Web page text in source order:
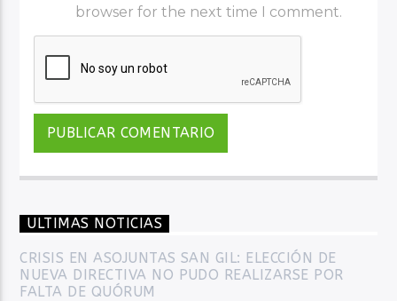
browser for the next time I comment.
ULTIMAS NOTICIAS
CRISIS EN ASOJUNTAS SAN GIL: ELECCIÓN DE
NUEVA DIRECTIVA NO PUDO REALIZARSE POR
FALTA DE QUÓRUM